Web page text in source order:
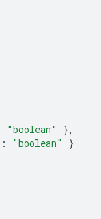
"boolean"
},
: "boolean"
}